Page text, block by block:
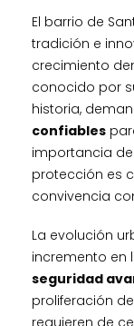
El barrio de
tradición e
crecimiento
conocido por
historia,
confiables
importancia
protección es
convivencia
La evolución
incremento en
seguridad
proliferación
requieren de